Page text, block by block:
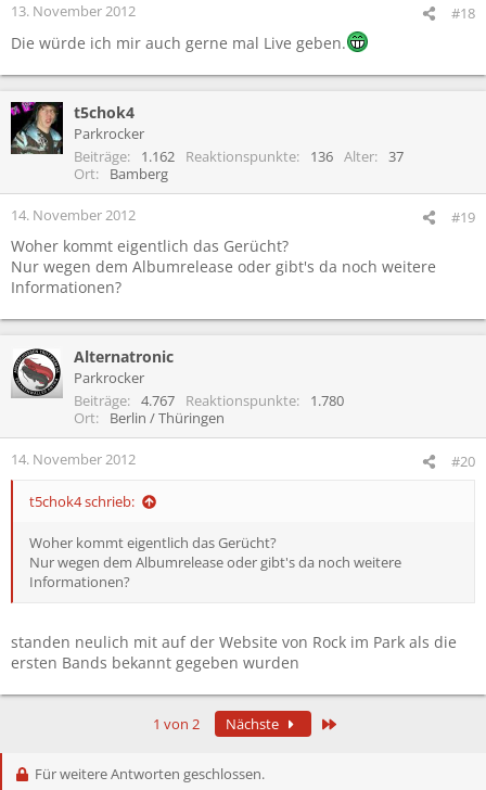
13. November 2012 #18
Die würde ich mir auch gerne mal Live geben.
t5chok4
Parkrocker
Beiträge
1.162 Reaktionspunkte 136 Alter
37
Ort
Bamberg
14. November 2012 #19
Woher kommt eigentlich das Gerücht?
Nur wegen dem Albumrelease oder gibt's da noch weitere
Informationen?
Alternatronic
Parkrocker
Beiträge
4.767 Reaktionspunkte
1.780
Ort
Berlin / Thüringen
14. November 2012 #20
t5chok4 schrieb:
Woher kommt eigentlich das Gerücht?
Nur wegen dem Albumrelease oder gibt's da noch weitere
Informationen?
standen neulich mit auf der Website von Rock im Park als die
ersten Bands bekannt gegeben wurden
1 von 2 Nächste
Für weitere Antworten geschlossen.